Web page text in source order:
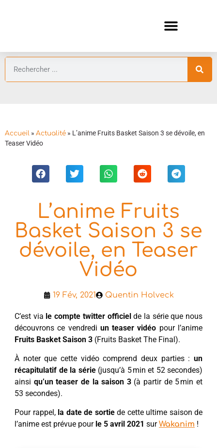
Accueil » Actualité » L’anime Fruits Basket Saison 3 se dévoile, en
Teaser Vidéo
L’anime Fruits
Basket Saison 3 se
dévoile, en Teaser
Vidéo
19 Fév, 2021 Quentin Holveck
C’est via le compte twitter officielde la série que nous
découvrons ce vendredi un teaser vidéo pour l’anime
Fruits Basket Saison 3 (Fruits Basket The Final).
À noter que cette vidéo comprend deux parties : un
récapitulatif de la série(jusqu’à 5 min et 52 secondes)
ainsi qu’un teaser de la saison 3(à partir de 5 min et
53 secondes).
Pour rappel, la date de sortiede cette ultime saison de
l’anime est prévue pour le 5 avril 2021 surWakanim !